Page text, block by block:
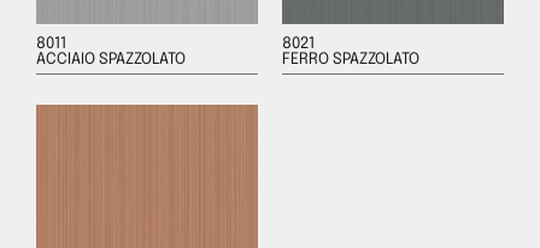
8011
ACCIAIO SPAZZOLATO
8021
FERRO SPAZZOLATO